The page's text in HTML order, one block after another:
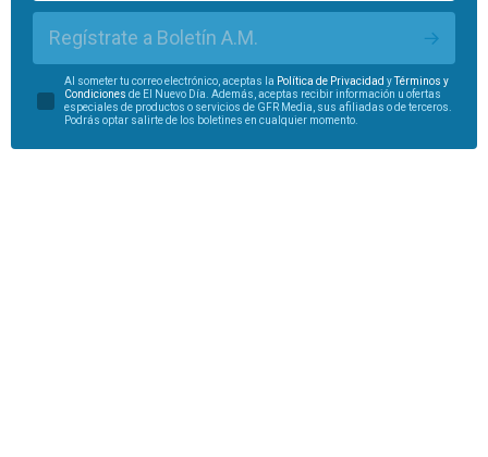
Regístrate a Boletín A.M.
Al someter tu correo electrónico, aceptas la Política de Privacidad yTérminos y
Condiciones de El Nuevo Día. Además, aceptas recibir información u ofertas
especiales de productos o servicios de GFR Media, sus afiliadas o de terceros.
Podrás optar salirte de los boletines en cualquier momento.